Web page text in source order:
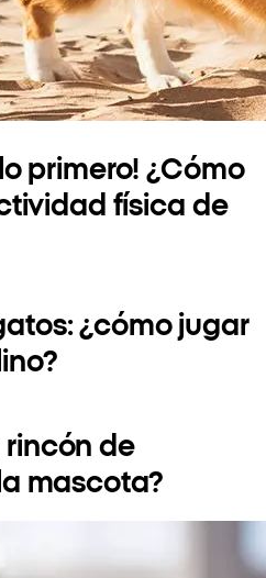
primero! ¿Cómo
física de
¿cómo jugar
de
mascota?